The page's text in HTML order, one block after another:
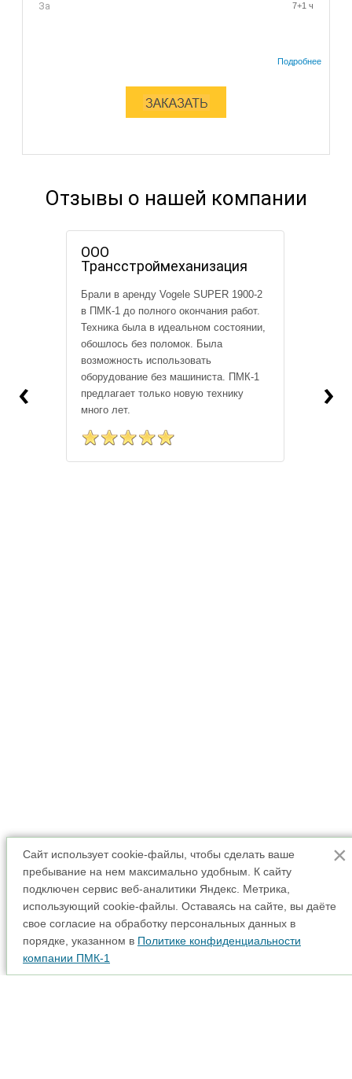
За 7+1 ч
Отзывы о нашей компании
ООО
Трансстроймеханизация
Брали в аренду Vogele SUPER 1900-2
в ПМК-1 до полного окончания работ.
Техника была в идеальном состоянии,
обошлось без поломок. Была
возможность использовать
оборудование без машиниста. ПМК-1
предлагает только новую технику
много лет.
‹ ›
Сайт использует cookie-файлы, чтобы сделать ваше
пребывание на нем максимально удобным. К cайту
подключен сервис веб-аналитики Яндекс. Метрика,
использующий cookie-файлы. Оставаясь на сайте, вы даёте
свое согласие на обработку персональных данных в
порядке, указанном в Политике конфиденциальности
компании ПМК-1
×